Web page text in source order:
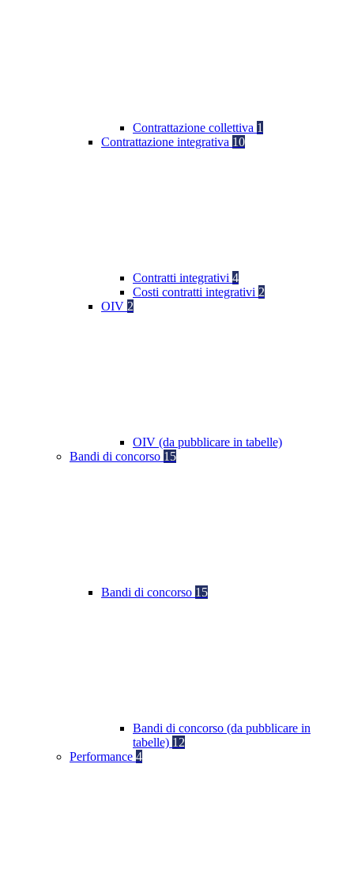
Contrattazione collettiva 1
Contrattazione integrativa 10
Contratti integrativi 4
Costi contratti integrativi 2
OIV 2
OIV (da pubblicare in tabelle)
Bandi di concorso 15
Bandi di concorso 15
Bandi di concorso (da pubblicare in
tabelle) 12
Performance 4